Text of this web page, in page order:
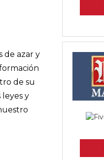
de azar y
de su
y